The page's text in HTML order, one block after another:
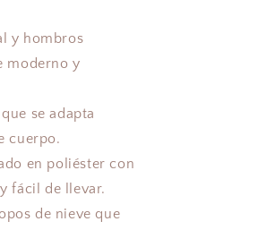
y hombros
moderno y
se adapta
cuerpo.
en poliéster con
fácil de llevar.
de nieve que